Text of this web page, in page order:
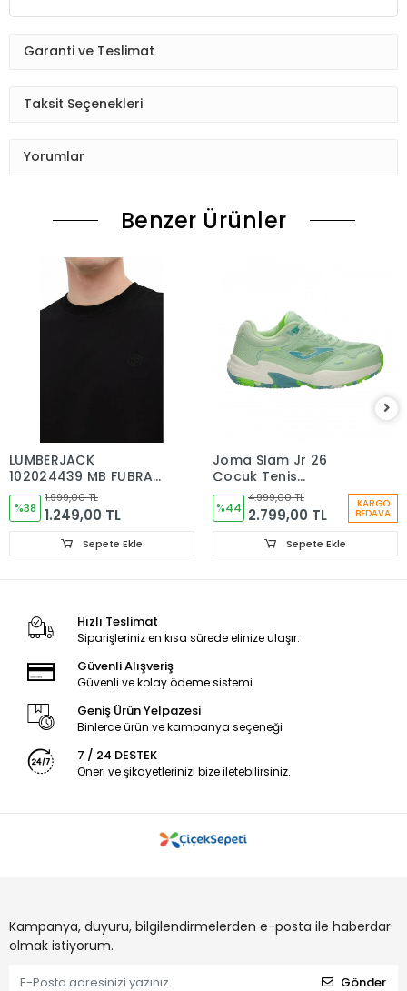
Garanti ve Teslimat
Taksit Seçenekleri
Yorumlar
Benzer Ürünler
LUMBERJACK
102024439 MB FUBRA
16FC-02 5PR SİYAH
SWEAT
%38
1.999,00 TL
1.249,00 TL
Sepete Ekle
Joma Slam Jr 26
Çocuk Tenis
Ayakkabısı
JSLAMS2624OM
%44
4.999,00 TL
2.799,00 TL
KARGO
BEDAVA
Sepete Ekle
Hızlı Teslimat
Siparişleriniz en kısa sürede elinize ulaşır.
Güvenli Alışveriş
Güvenli ve kolay ödeme sistemi
Geniş Ürün Yelpazesi
Binlerce ürün ve kampanya seçeneği
7 / 24 DESTEK
Öneri ve şikayetlerinizi bize iletebilirsiniz.
Kampanya, duyuru, bilgilendirmelerden e-posta ile haberdar
olmak istiyorum.
Gönder